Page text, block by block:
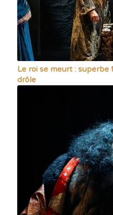
Le roi se meurt :
drôle